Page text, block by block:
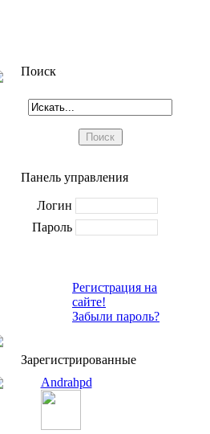
Поиск
Панель управления
Логин
Пароль
Регистрация на
сайте!
Забыли пароль?
Зарегистрированные
Andrahpd